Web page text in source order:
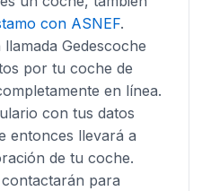
con ASNEF.
Gedescoche
por tu coche de
en línea.
con tus datos
entonces llevará a
de tu coche.
para